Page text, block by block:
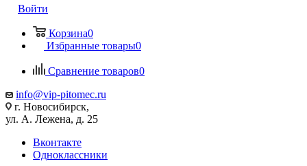
Войти
Корзина0
Избранные товары0
Сравнение товаров0
info@vip-pitomec.ru
г. Новосибирск,
ул. А. Лежена, д. 25
Вконтакте
Одноклассники